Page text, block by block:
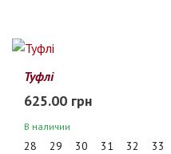
Туфлі
625.00 грн
В наличии
28 29 30 31 32 33